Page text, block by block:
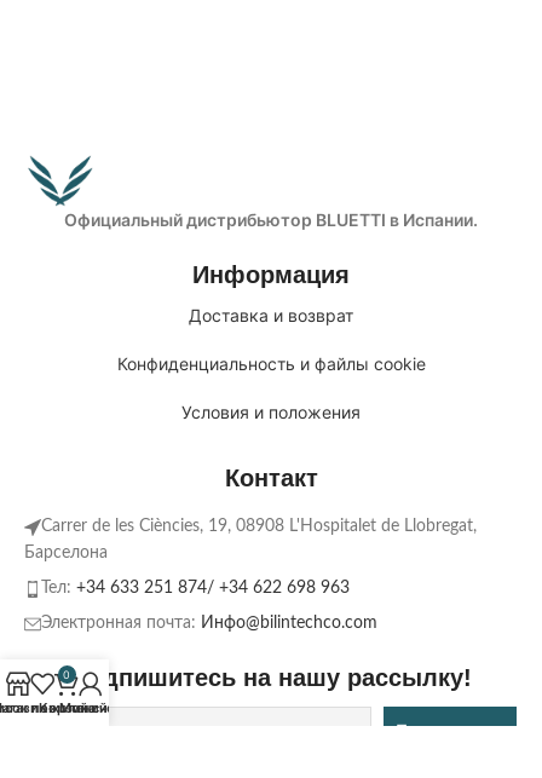
Официальный дистрибьютор BLUETTI в Испании.
Информация
Доставка и возврат
Конфиденциальность и файлы cookie
Условия и положения
Контакт
Carrer de les Ciències, 19, 08908 L'Hospitalet de Llobregat,
Барселона
Тел: +34 633 251 874/ +34 622 698 963
Электронная почта: Инфо@bilintechco.com
Подпишитесь на нашу рассылку!
пожеланий
0
Корзина
Мой счет